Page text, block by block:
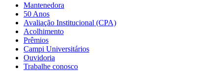
Mantenedora
50 Anos
Avaliação Institucional (CPA)
Acolhimento
Prêmios
Campi Universitários
Ouvidoria
Trabalhe conosco